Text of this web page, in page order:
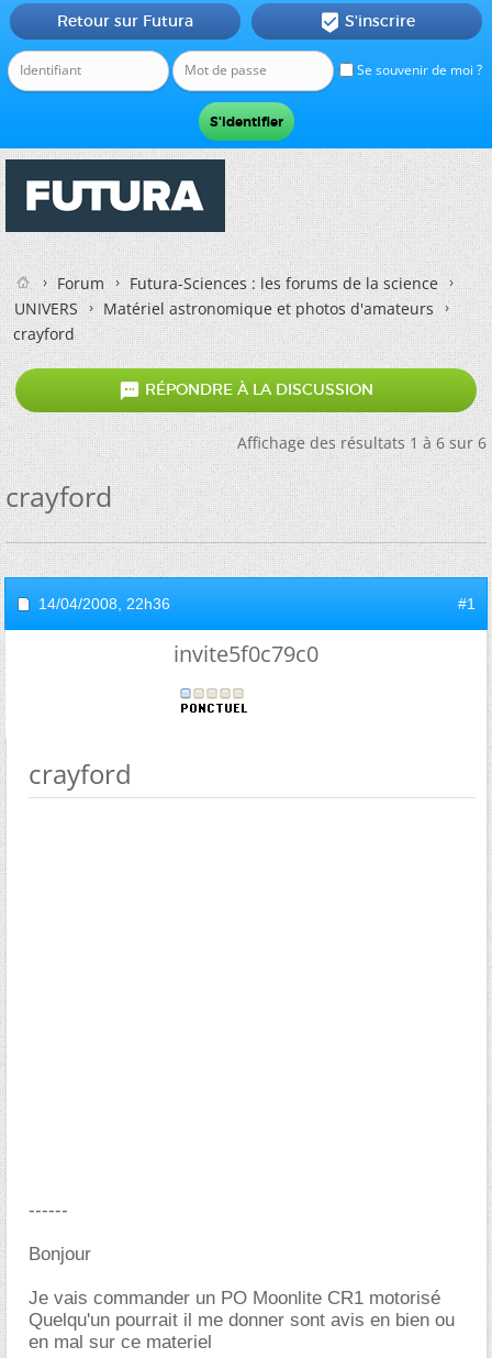
Se souvenir de moi ?
Retour sur Futura  S'inscrire
Forum
Futura-Sciences : les forums de la science
UNIVERS
Matériel astronomique et photos d'amateurs
crayford
 RÉPONDRE À LA DISCUSSION
Affichage des résultats 1 à 6 sur 6
crayford
14/04/2008, 22h36 #1
invite5f0c79c0
crayford
------
Bonjour
Je vais commander un PO Moonlite CR1 motorisé
Quelqu'un pourrait il me donner sont avis en bien ou
en mal sur ce materiel